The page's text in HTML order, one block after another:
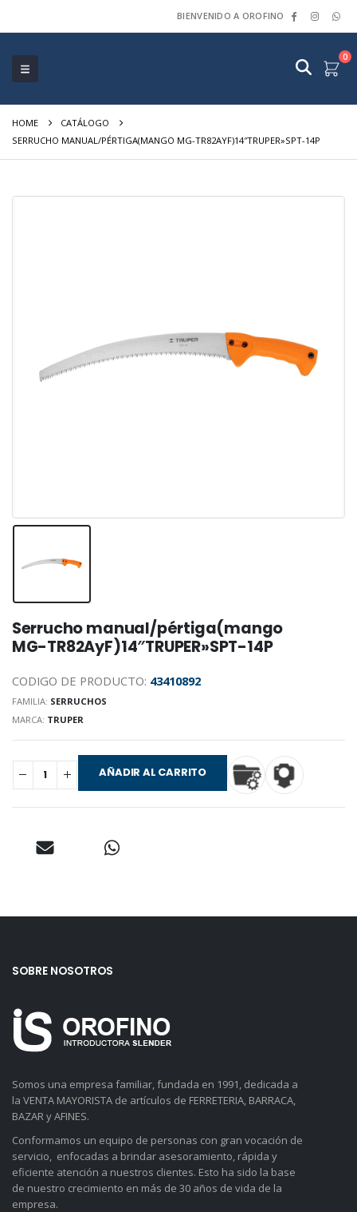
BIENVENIDO A OROFINO
0
HOME
CATÁLOGO
SERRUCHO MANUAL/PÉRTIGA(MANGO MG-TR82AYF)14″TRUPER»SPT-14P
Serrucho manual/pértiga(mango
MG-TR82AyF)14″TRUPER»SPT-14P
CODIGO DE PRODUCTO: 43410892
FAMILIA: SERRUCHOS
MARCA: TRUPER
AÑADIR AL CARRITO
SOBRE NOSOTROS
Somos una empresa familiar, fundada en 1991, dedicada a
la VENTA MAYORISTA de artículos de FERRETERIA, BARRACA,
BAZAR y AFINES.
Conformamos un equipo de personas con gran vocación de
servicio, enfocadas a brindar asesoramiento, rápida y
eficiente atención a nuestros clientes. Esto ha sido la base
de nuestro crecimiento en más de 30 años de vida de la
empresa.